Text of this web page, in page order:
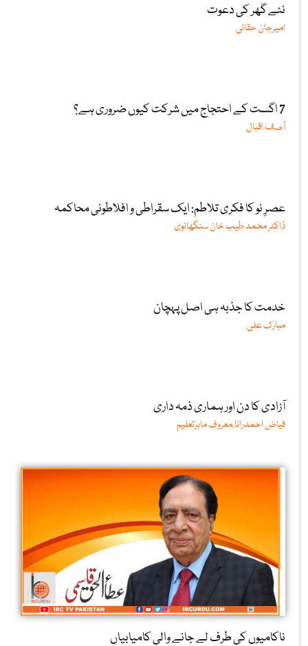
نئے گھر کی دعوت
امیرجان حقانی
7 اگست کے احتجاج میں شرکت کیوں ضروری ہے؟
آصف اقبال
عصرِ نو کا فکری تلاطم: ایک سقراطی و افلاطونی محاکمہ
ڈاکٹر محمد طیب خان سنگھانوی
خدمت کا جذبہ ہی اصل پہچان
مبارک علی
آزادی کا دن اور ہماری ذمہ داری
فیاض احمدرانا،معروف ماہرتعلیم
ناکامیوں کی طرف لے جانے والی کامیابیاں